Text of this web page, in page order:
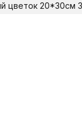
цветок 20*30см